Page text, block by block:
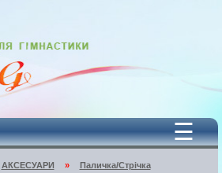
☰
АКСЕСУАРИ » Паличка/Стрічка